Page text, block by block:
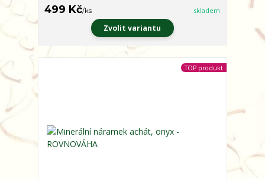
499 Kč/ks skladem
Zvolit variantu
TOP produkt